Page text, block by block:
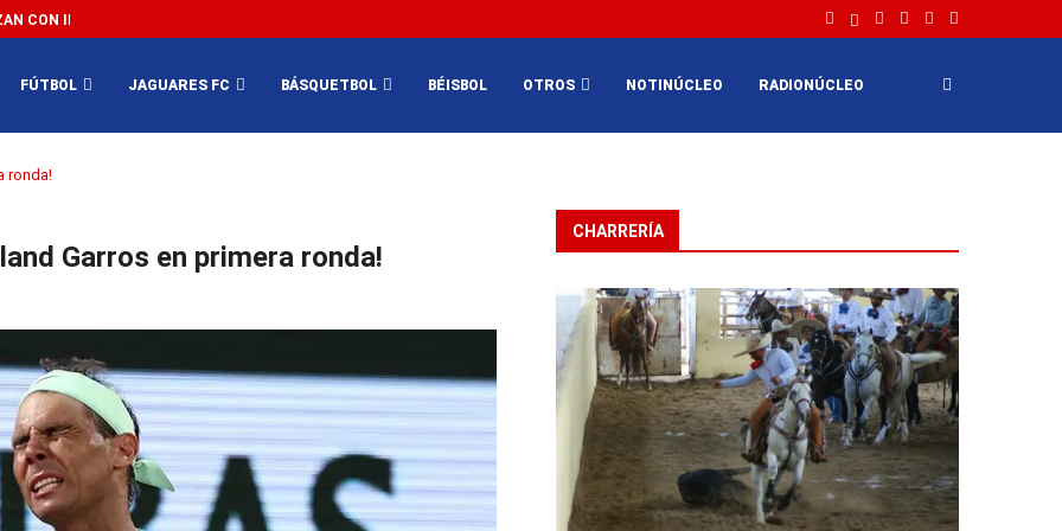
CON IMPEDIR EL MÉXICO VS SUDÁFRICA...
FÚTBOL JAGUARES FC BÁSQUETBOL BÉISBOL OTROS NOTINÚCLEO RADIONÚCLEO
ronda!
Garros en primera ronda!
CHARRERÍA